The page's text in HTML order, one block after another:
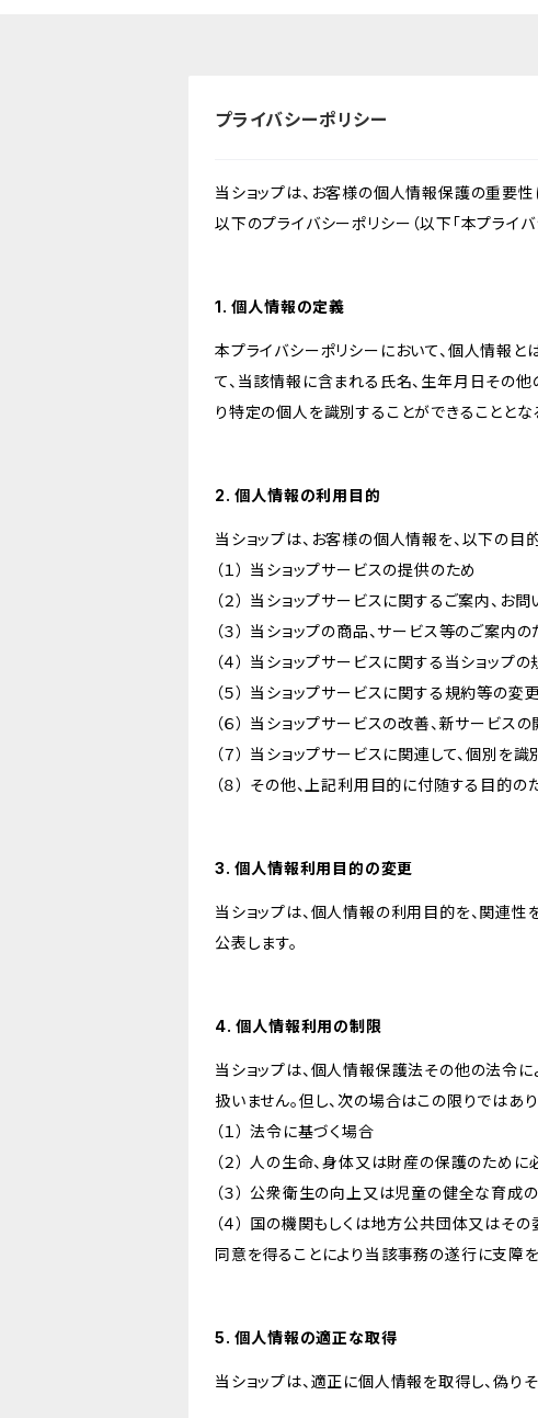
プライバシーポリシー
当ショップは、お客様の個人情報保護の重要性
以下のプライバシーポリシー（以下「本プライ
1. 個人情報の定義
本プライバシーポリシーにおいて、個人情報
て、当該情報に含まれる氏名、生年月日その
り特定の個人を識別することができることとな
2. 個人情報の利用目的
当ショップは、お客様の個人情報を、以下の目
（１） 当ショップサービスの提供のため
（２） 当ショップサービスに関するご案内、お
（３） 当ショップの商品、サービス等のご案内の
（４） 当ショップサービスに関する当ショップ
（５） 当ショップサービスに関する規約等の変
（６） 当ショップサービスの改善、新サービス
（７） 当ショップサービスに関連して、個別
（８） その他、上記利用目的に付随する目的の
3. 個人情報利用目的の変更
当ショップは、個人情報の利用目的を、関連
公表します。
4. 個人情報利用の制限
当ショップは、個人情報保護法その他の法令
扱いません。但し、次の場合はこの限りではあり
（１） 法令に基づく場合
（２） 人の生命、身体又は財産の保護のため
（３） 公衆衛生の向上又は児童の健全な育成
（４） 国の機関もしくは地方公共団体又はそ
同意を得ることにより当該事務の遂行に支障
5. 個人情報の適正な取得
当ショップは、適正に個人情報を取得し、偽り